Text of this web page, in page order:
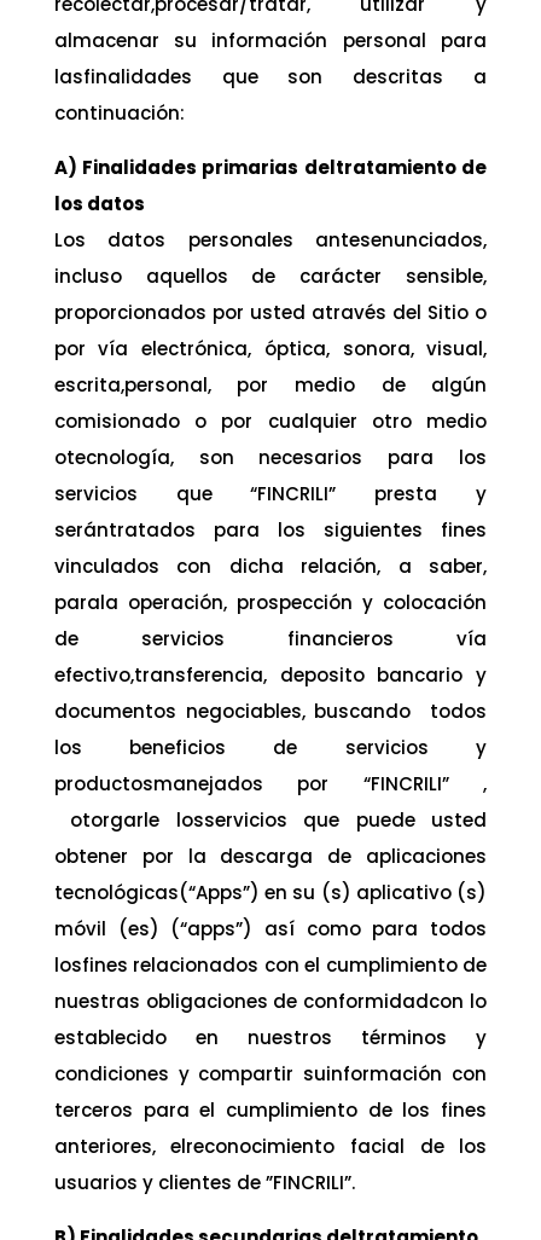
almacenar su información personal para
lasfinalidades que son descritas a
continuación:
A) Finalidades primarias deltratamiento de
los datos
Los datos personales antesenunciados,
incluso aquellos de carácter sensible,
proporcionados por usted através del Sitio o
por vía electrónica, óptica, sonora, visual,
escrita,personal, por medio de algún
comisionado o por cualquier otro medio
otecnología, son necesarios para los
servicios que “FINCRILI” presta y
serántratados para los siguientes fines
vinculados con dicha relación, a saber,
parala operación, prospección y colocación
de servicios financieros vía
efectivo,transferencia, deposito bancario y
documentos negociables, buscando todos
los beneficios de servicios y
productosmanejados por “FINCRILI” ,
otorgarle losservicios que puede usted
obtener por la descarga de aplicaciones
tecnológicas(“Apps”) en su (s) aplicativo (s)
móvil (es) (“apps”) así como para todos
losfines relacionados con el cumplimiento de
nuestras obligaciones de conformidadcon lo
establecido en nuestros términos y
condiciones y compartir suinformación con
terceros para el cumplimiento de los fines
anteriores, elreconocimiento facial de los
usuarios y clientes de ”FINCRILI”.